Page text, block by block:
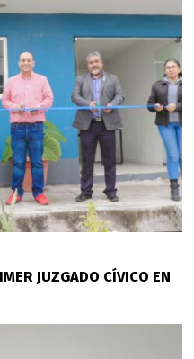
JUZGADO CÍVICO EN